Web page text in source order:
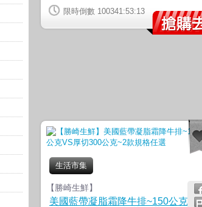
限時倒數 100341:53:12
生活市集
【勝崎生鮮】
美國藍帶凝脂霜降牛排~150公克VS